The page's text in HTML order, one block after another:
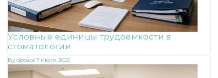
Условные единицы трудоемкости в
стоматологии
By dpoaps 7 июля, 2022